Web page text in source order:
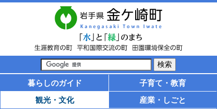
暮らしのガイド
子育て・教育
観光・文化
産業・しごと